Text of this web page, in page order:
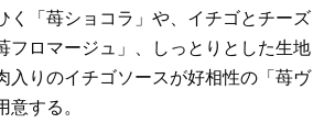
く「苺ショコラ」や、イチゴとチーズ
フロマージュ」、しっとりとした生地
入りのイチゴソースが好相性の「苺ヴ
意する。